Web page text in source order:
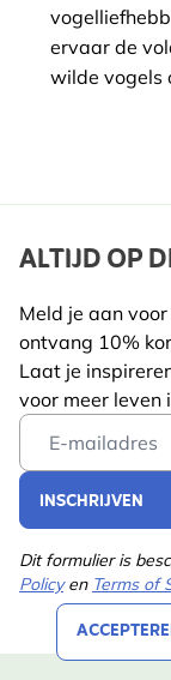
ervaar de
wilde vogels
ALTIJD OP
Meld je aan
ontvang 10%
Laat je
voor meer leven
Email Address
INSCHRIJVEN
Dit formulier is
Policyen Terms of